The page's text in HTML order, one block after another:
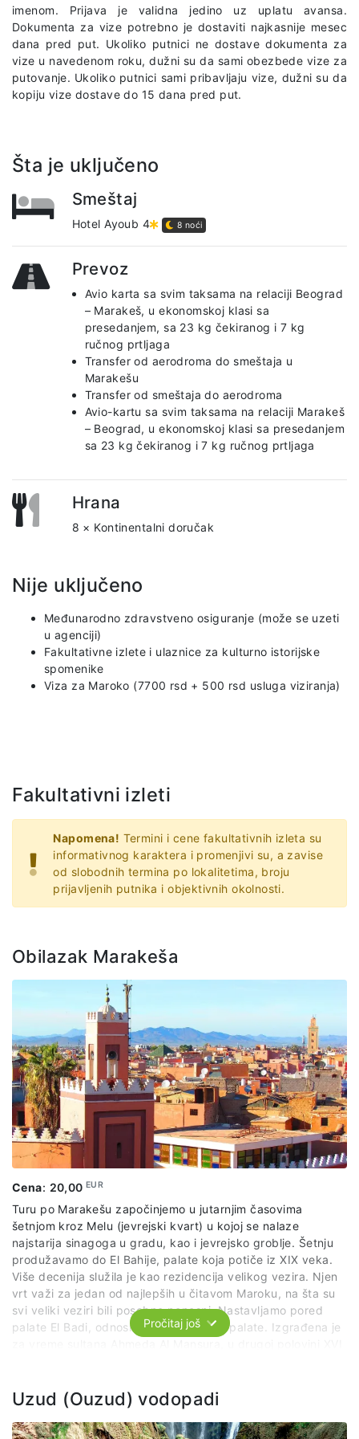
imenom. Prijava je validna jedino uz uplatu avansa.
Dokumenta za vize potrebno je dostaviti najkasnije mesec
dana pred put. Ukoliko putnici ne dostave dokumenta za
vize u navedenom roku, dužni su da sami obezbede vize za
putovanje. Ukoliko putnici sami pribavljaju vize, dužni su da
kopiju vize dostave do 15 dana pred put.
Šta je uključeno
Smeštaj
Hotel Ayoub 4 8 noći
Prevoz
Avio karta sa svim taksama na relaciji Beograd
– Marakeš, u ekonomskoj klasi sa
presedanjem, sa 23 kg čekiranog i 7 kg
ručnog prtljaga
Transfer od aerodroma do smeštaja u
Marakešu
Transfer od smeštaja do aerodroma
Avio-kartu sa svim taksama na relaciji Marakeš
– Beograd, u ekonomskoj klasi sa presedanjem
sa 23 kg čekiranog i 7 kg ručnog prtljaga
Hrana
8 × Kontinentalni doručak
Nije uključeno
Međunarodno zdravstveno osiguranje (može se uzeti
u agenciji)
Fakultativne izlete i ulaznice za kulturno istorijske
spomenike
Viza za Maroko (7700 rsd + 500 rsd usluga viziranja)
Fakultativni izleti
Napomena! Termini i cene fakultativnih izleta su
informativnog karaktera i promenjivi su, a zavise
od slobodnih termina po lokalitetima, broju
prijavljenih putnika i objektivnih okolnosti.
Obilazak Marakeša
Cena: 20,00EUR
Turu po Marakešu započinjemo u jutarnjim časovima
šetnjom kroz Melu (jevrejski kvart) u kojoj se nalaze
najstarija sinagoga u gradu, kao i jevrejsko groblje. Šetnju
produžavamo do El Bahije, palate koja potiče iz XIX veka.
Više decenija služila je kao rezidencija velikog vezira. Njen
vrt važi za jedan od najlepših u čitavom Maroku, na šta su
svi veliki veziri bili posebno ponosni. Nastavljamo pored
palate El Badi, odnosno, Veličanstvene palate. Izgrađena je
Bio je savremenik i saveznik engleske kraljice Elizabete I. U
istoriju sveta ušao je kao jedan od najmoćnijih i najbogatijih
sultana. Važio je za velikog diplomatu, graditelja, osvajača i
Pročitaj još
Uzud (Ouzud) vodopadi